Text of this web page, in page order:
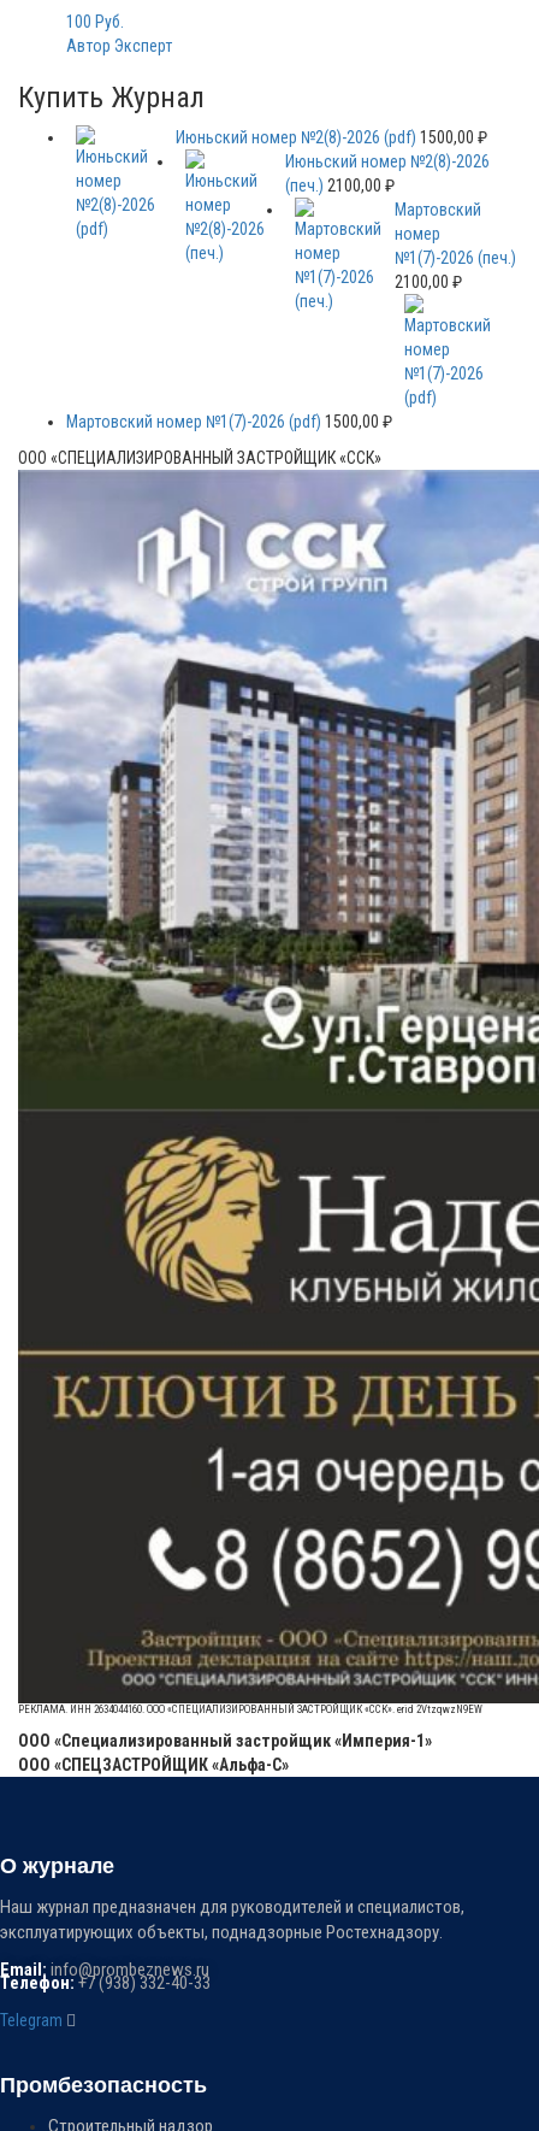
100 Руб.
Автор Эксперт
Купить Журнал
Июньский номер №2(8)-2026 (pdf) 1500,00 ₽
Июньский номер №2(8)-2026
(печ.) 2100,00 ₽
Мартовский
номер
№1(7)-2026 (печ.)
2100,00 ₽
Мартовский номер №1(7)-2026 (pdf) 1500,00 ₽
ООО «СПЕЦИАЛИЗИРОВАННЫЙ ЗАСТРОЙЩИК «ССК»
РЕКЛАМА. ИНН 2634044160. ООО «СПЕЦИАЛИЗИРОВАННЫЙ ЗАСТРОЙЩИК «ССК». erid 2VtzqwzN9EW
ООО «Специализированный застройщик «Империя-1»
ООО «СПЕЦЗАСТРОЙЩИК «Альфа-С»
О журнале
Наш журнал предназначен для руководителей и специалистов,
эксплуатирующих объекты, поднадзорные Ростехнадзору.
Email: info@prombeznews.ru
Телефон:‪+7 (938) 332-40-33
Telegram
Промбезопасность
Строительный надзор